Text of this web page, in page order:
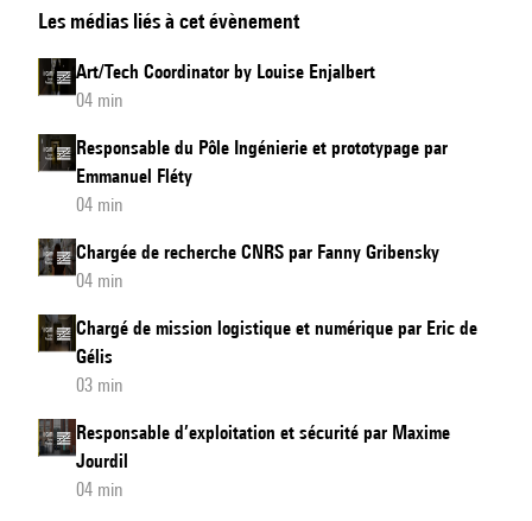
hypermédia
par
Aurore
Les médias liés à cet évènement
Art/Tech Coordinator by Louise Enjalbert
04 min
Responsable du Pôle Ingénierie et prototypage par
Emmanuel Fléty
04 min
Chargée de recherche CNRS par Fanny Gribensky
04 min
Chargé de mission logistique et numérique par Eric de
Gélis
03 min
Responsable d’exploitation et sécurité par Maxime
Jourdil
04 min